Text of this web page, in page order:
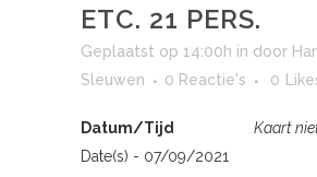
ETC. 21 PERS.
Geplaatst op 14:00h in door
Sleuwen
0 Reactie's 0
Kaart
Datum/Tijd
Date(s) - 07/09/2021